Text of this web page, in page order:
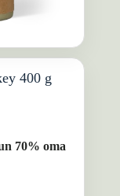
400 g
70% oma